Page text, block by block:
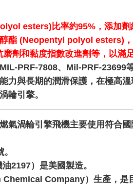
esters)比率約95%，添加劑
酯 (Neopentyl polyol esters)，
劑和黏度指數改進劑等，以滿
PRF-7808、Mil-PRF-23699
力與長期的潤滑保護，在極高
輪引擎。
氣渦輪引擎飛機主要使用符合
2197）是美國製造。
Company）生產，是